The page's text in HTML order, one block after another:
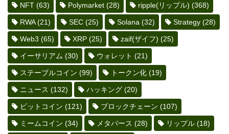
NFT (63) Polymarket (28) ripple(リップル) (368)
RWA(21) SEC (25) Solana (32) Strategy (28)
Web3 (65) XRP (25) zaif(ザイフ) (25)
イーサリアム (30) ウォレット (21)
ステーブルコイン (99) トークン化 (19)
ニュース (132) ハッキング (20)
ビットコイン (121) ブロックチェーン (107)
ミームコイン (34) メタバース (28) リップル (18)